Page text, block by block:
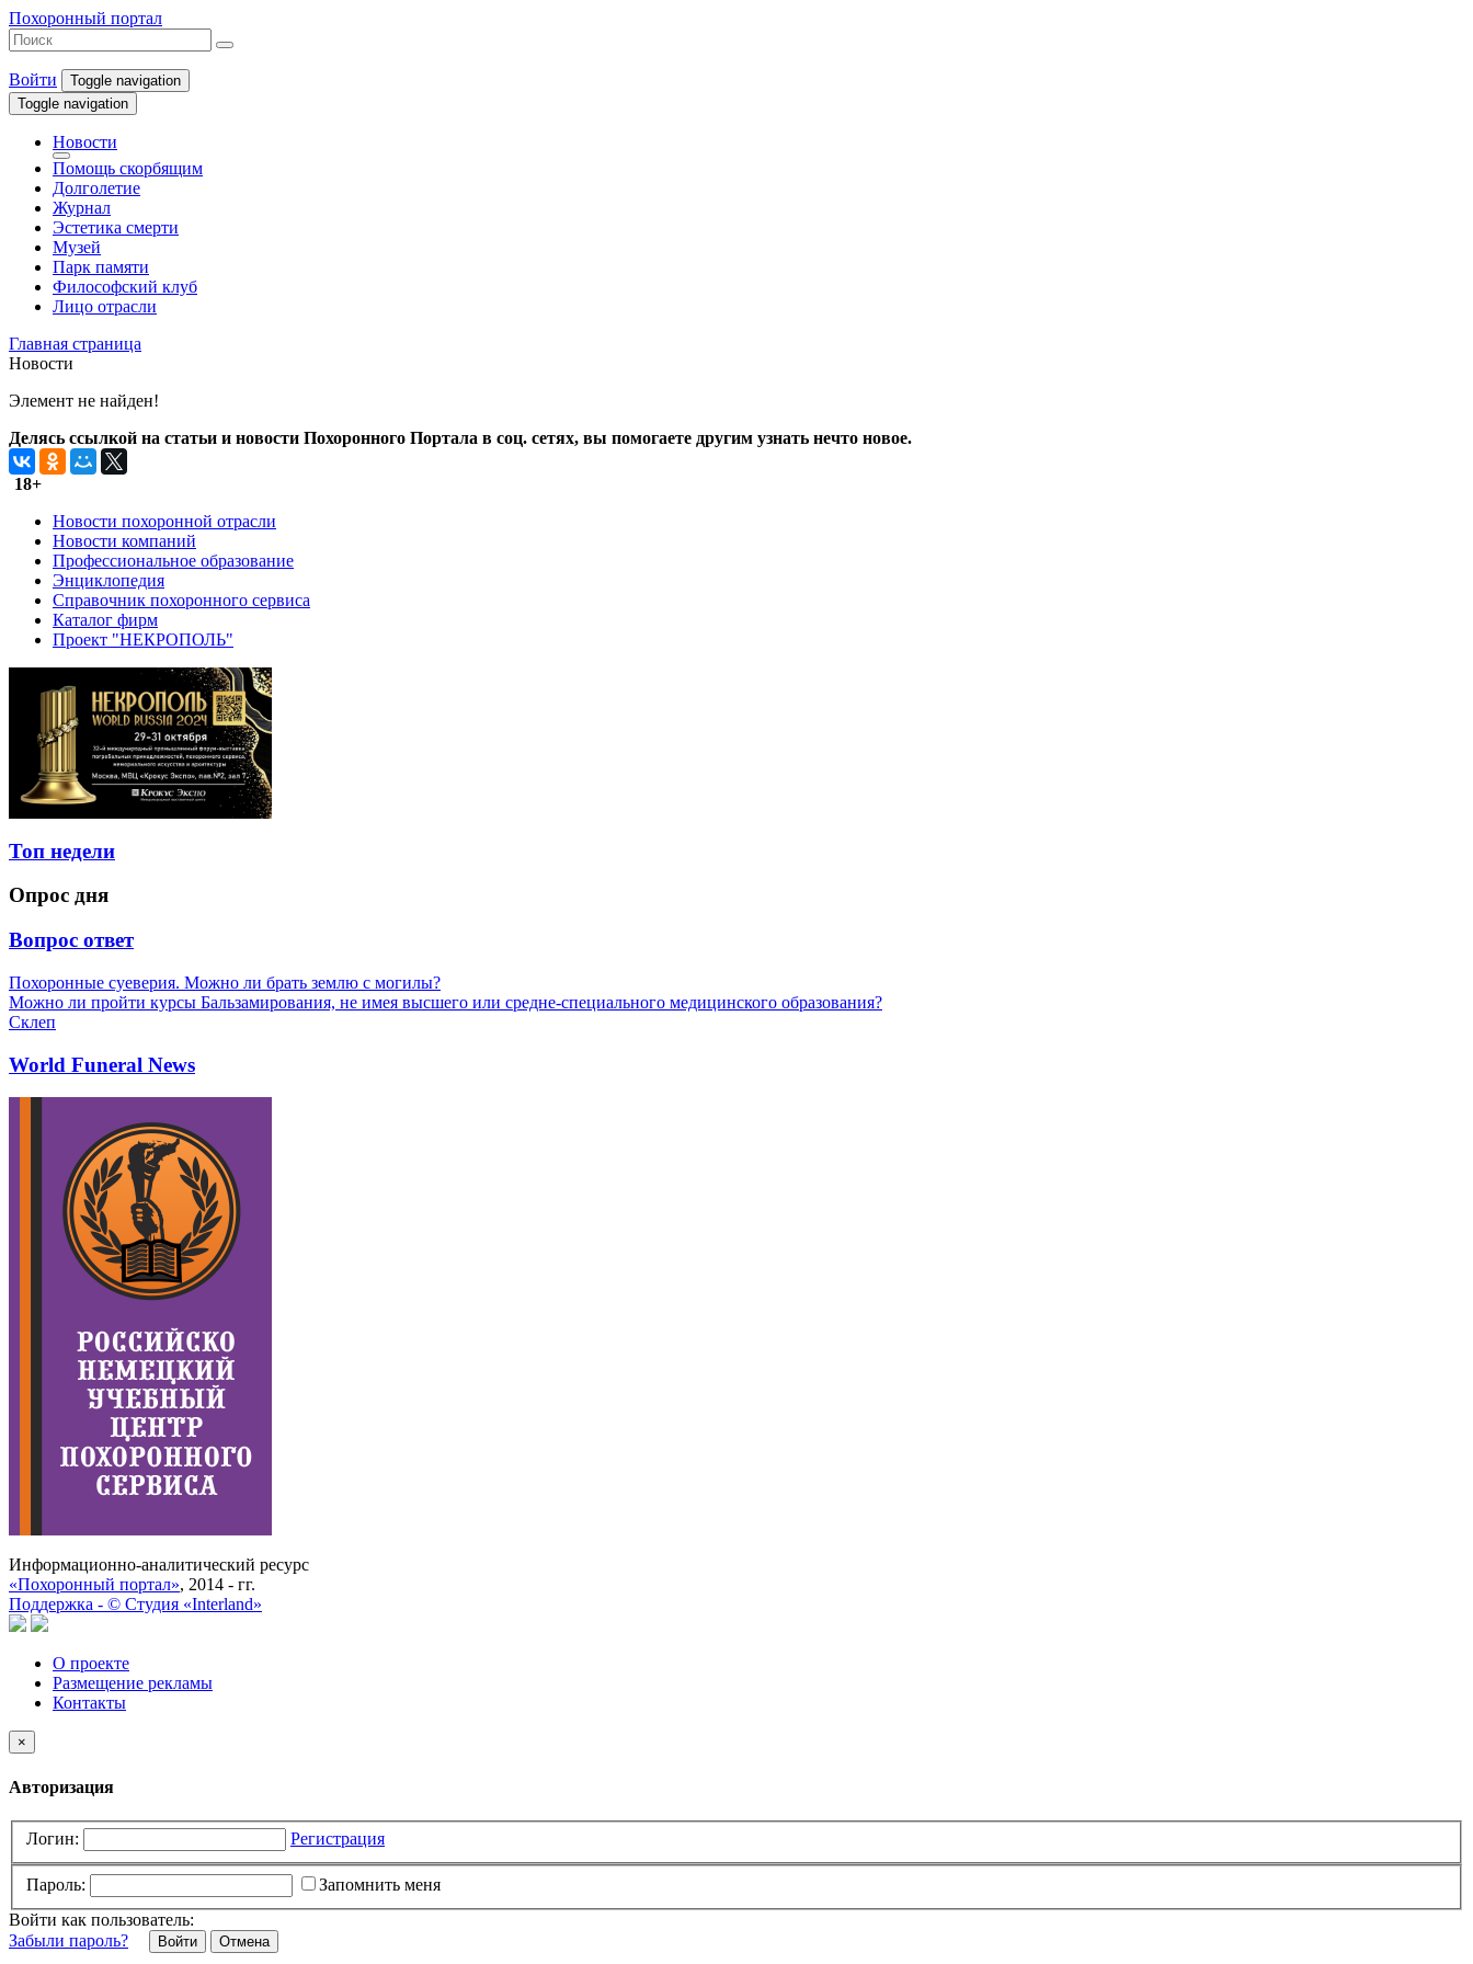
Похоронный портал
Войти
Toggle navigation
Toggle navigation
Новости
Помощь скорбящим
Долголетие
Журнал
Эстетика смерти
Музей
Парк памяти
Философский клуб
Лицо отрасли
Главная страница
Новости
Элемент не найден!
Делясь ссылкой на статьи и новости Похоронного Портала в соц. сетях, вы помогаете другим узнать нечто новое.
18+
Новости похоронной отрасли
Новости компаний
Профессиональное образование
Энциклопедия
Справочник похоронного сервиса
Каталог фирм
Проект "НЕКРОПОЛЬ"
Топ недели
Опрос дня
Вопрос ответ
Похоронные суеверия. Можно ли брать землю с могилы?
Можно ли пройти курсы Бальзамирования, не имея высшего или средне-специального медицинского образования?
Склеп
World Funeral News
Информационно-аналитический ресурс
«Похоронный портал», 2014 - гг.
Поддержка - © Cтудия «Interland»
О проекте
Размещение рекламы
Контакты
×
Авторизация
Логин: Регистрация
Пароль:
Запомнить меня
Войти как пользователь:
Забыли пароль?
Отмена